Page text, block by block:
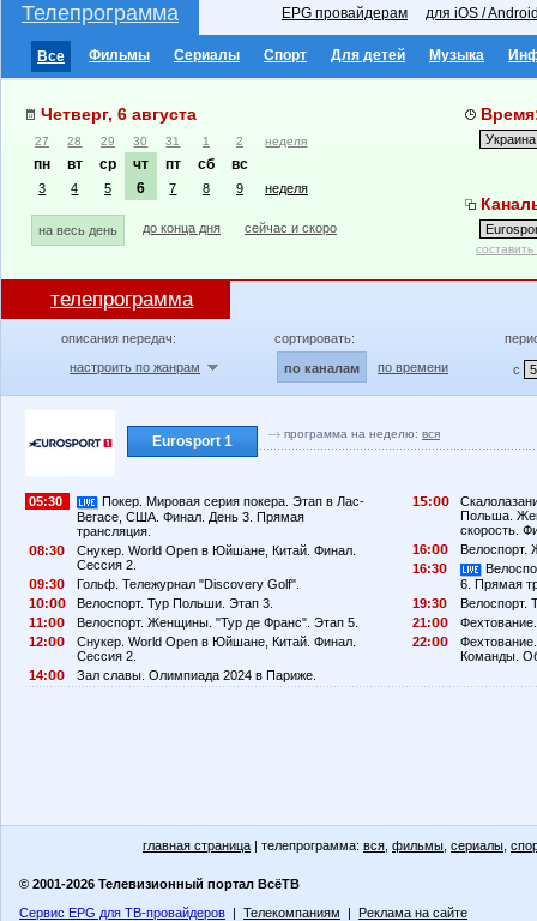
Телепрограмма EPG провайдерам для iOS /
Все Фильмы Сериалы Спорт Для детей Музыка
Четверг, 6 августа
27 28 29 30 31 1 2 неделя
пн вт ср чт пт сб вс
3 4 5 6 7 8 9 неделя
на весь день до конца дня сейчас и скоро
телепрограмма
описания передач:
настроить по жанрам
сортировать:
по каналам по времени с
Eurosport 1 программа на неделю: вся
05:30
Покер. Мировая серия покера. Этап в Лас-
Вегасе, США. Финал. День 3. Прямая
трансляция.
8:3
Снукер. World Open в Юйшане, Китай. Финал.
Сессия 2.
9:3
Гольф. Тележурнал "Discovery Golf".
1
:
Велоспорт. Тур Польши. Этап 3.
11:
Велоспорт. Женщины. "Тур де Франс". Этап 5.
12:
Снукер. World Open в Юйшане, Китай. Финал.
Сессия 2.
14:
Зал славы. Олимпиада 2024 в Париже.
1 :
Польша.
скорость.
16:
Велоспорт.
16:3
6. Прямая
19:3
Велоспорт.
21:
22:
Команды.
главная страница | телепрограмма: вся фильмы сериалы
© 2001-2026 Телевизионный портал ВсёТВ
Сервис EPG для ТВ-провайдеров | Телекомпаниям | Реклама на сайте